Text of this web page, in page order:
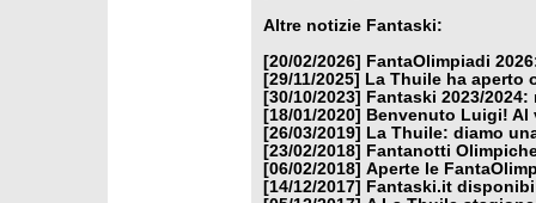
Altre notizie Fantaski:
[20/02/2026]
FantaOlimpiadi
[29/11/2025]
La Thuile ha aperto
[30/10/2023]
Fantaski 2023/
[18/01/2020]
Benvenuto Luigi! Al
[26/03/2019]
La Thuile: diamo
[23/02/2018]
Fantanotti
[06/02/2018] Aperte le
[14/12/2017]
Fantaski.it